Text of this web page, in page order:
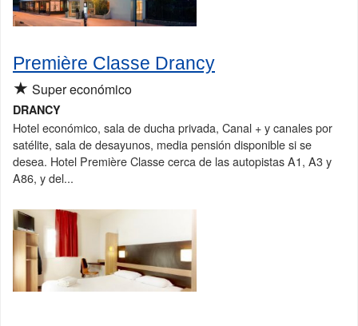
Première Classe Drancy
★ Super económico
DRANCY
Hotel económico, sala de ducha privada, Canal + y canales por
satélite, sala de desayunos, media pensión disponible si se
desea. Hotel Première Classe cerca de las autopistas A1, A3 y
A86, y del...